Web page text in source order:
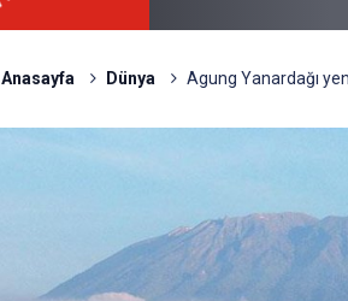
Anasayfa Dünya Agung Yanardağı